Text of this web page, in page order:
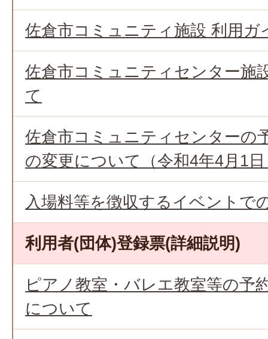
佐倉市コミュニティ施設 利用ガ
佐倉市コミュニティセンター施
て
佐倉市コミュニティセンターの
の変更について（令和4年4月1
入場料等を徴収するイベントで
利用者(団体)登録票(詳細説明)
ピアノ教室・バレエ教室等の予
について